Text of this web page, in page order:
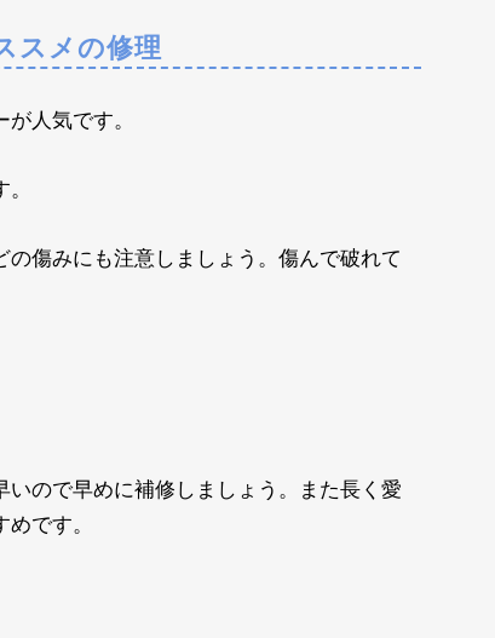
スメの修理
人気です。
傷みにも注意しましょう。傷んで破れて
ので早めに補修しましょう。また長く愛
です。